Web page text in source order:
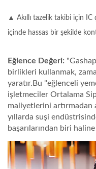
▲ Akıllı tazelik takibi için IC
içinde hassas bir şekilde
Eğlence Değeri:
birlikleri kullanmak,
yaratır.Bu "eğlenceli
işletmeciler Ortalama
maliyetlerini
yıllarda suşi
başarılarından biri